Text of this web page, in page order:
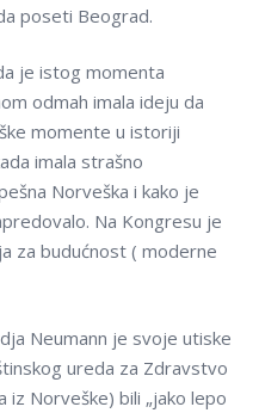
poseti Beograd.
je istog momenta
odmah imala ideju da
momente u istoriji
imala strašno
Norveška i kako je
Na Kongresu je
za budućnost ( moderne
Neumann je svoje utiske
ureda za Zdravstvo
Norveške) bili „jako lepo